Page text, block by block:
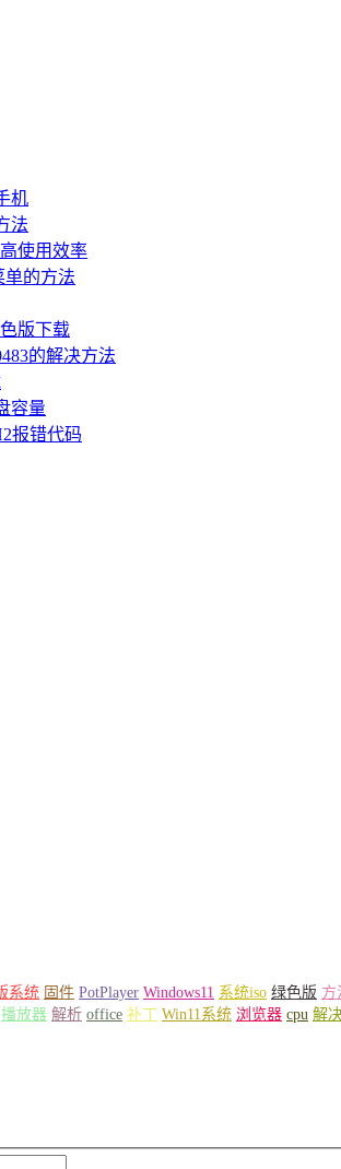
机
法
使用效率
单的方法
版下载
的解决方法
容量
报错代码
系统 固件 PotPlayer Windows11 系统iso 绿色版 方
播放器 解析 office 补丁 Win11系统 浏览器 cpu 解